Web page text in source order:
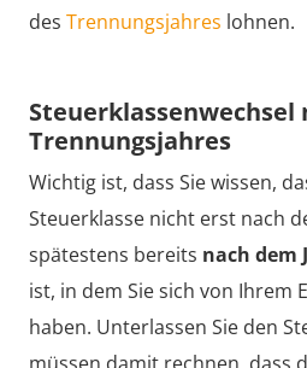
des Trennungsjahres lohnen.
Steuerklassenwechsel
Trennungsjahres
Wichtig ist, dass Sie wissen,
Steuerklasse nicht erst nach
spätestens bereits nach dem
ist, in dem Sie sich von Ihrem
haben. Unterlassen Sie den